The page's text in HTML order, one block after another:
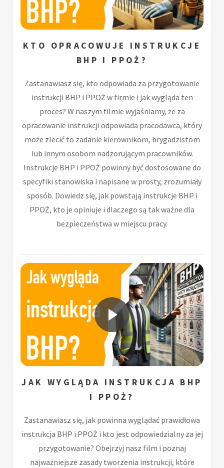
KTO OPRACOWUJE INSTRUKCJE
BHP I PPOŻ?
Zastanawiasz się, kto odpowiada za przygotowanie
instrukcji BHP i PPOŻ w firmie i jak wygląda ten
proces? W naszym filmie wyjaśniamy, że za
opracowanie instrukcji odpowiada pracodawca, który
może zlecić to zadanie kierownikom, brygadzistom
lub innym osobom nadzorującym pracowników.
Instrukcje BHP i PPOŻ powinny być dostosowane do
specyfiki stanowiska i napisane w prosty, zrozumiały
sposób. Dowiedz się, jak powstają instrukcje BHP i
PPOŻ, kto je opiniuje i dlaczego są tak ważne dla
bezpieczeństwa w miejscu pracy.
JAK WYGLĄDA INSTRUKCJA BHP
I PPOŻ?
Zastanawiasz się, jak powinna wyglądać prawidłowa
instrukcja BHP i PPOŻ i kto jest odpowiedzialny za jej
przygotowanie? Obejrzyj nasz film i poznaj
najważniejsze zasady tworzenia instrukcji, które